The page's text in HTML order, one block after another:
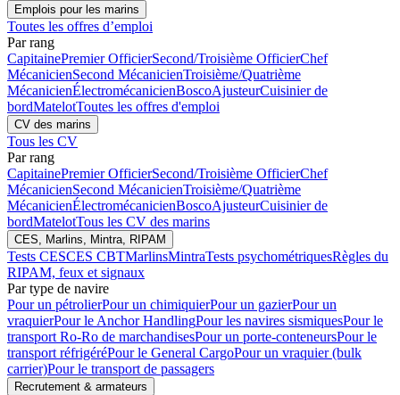
Emplois pour les marins
Toutes les offres d’emploi
Par rang
CapitainePremier OfficierSecond/Troisième OfficierChef
MécanicienSecond MécanicienTroisième/Quatrième
MécanicienÉlectromécanicienBoscoAjusteurCuisinier de
bordMatelotToutes les offres d'emploi
CV des marins
Tous les CV
Par rang
CapitainePremier OfficierSecond/Troisième OfficierChef
MécanicienSecond MécanicienTroisième/Quatrième
MécanicienÉlectromécanicienBoscoAjusteurCuisinier de
bordMatelotTous les CV des marins
CES, Marlins, Mintra, RIPAM
Tests CESCES CBTMarlinsMintraTests psychométriquesRègles du
RIPAM, feux et signaux
Par type de navire
Pour un pétrolierPour un chimiquierPour un gazierPour un
vraquierPour le Anchor HandlingPour les navires sismiquesPour le
transport Ro-Ro de marchandisesPour un porte-conteneursPour le
transport réfrigéréPour le General CargoPour un vraquier (bulk
carrier)Pour le transport de passagers
Recrutement & armateurs